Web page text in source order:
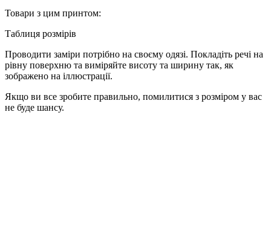
Товари з цим принтом:
Таблиця розмірів
Проводити заміри потрібно на своєму одязі. Покладіть речі на
рівну поверхню та виміряйте висоту та ширину так, як
зображено на іллюстрації.
Якщо ви все зробите правильно, помилитися з розміром у вас
не буде шансу.